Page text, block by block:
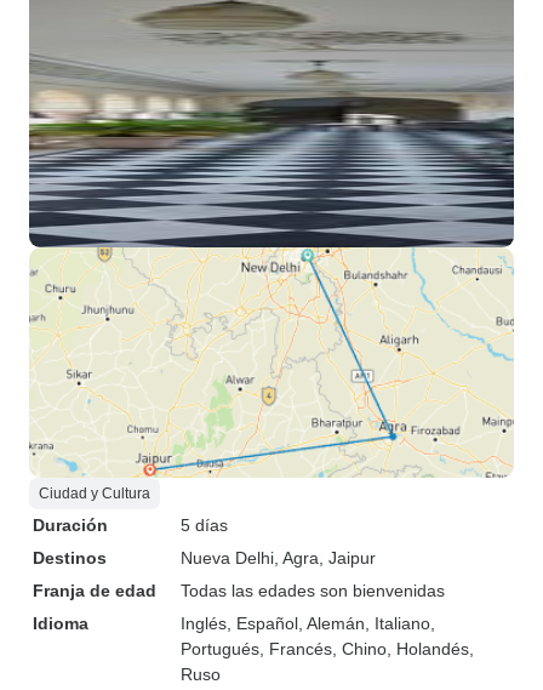
Ciudad y Cultura
Duración
5 días
Destinos
Nueva Delhi , Agra , Jaipur
Franja de edad
Todas las edades son bienvenidas
Idioma
Inglés, Español, Alemán, Italiano,
Portugués, Francés, Chino, Holandés,
Ruso